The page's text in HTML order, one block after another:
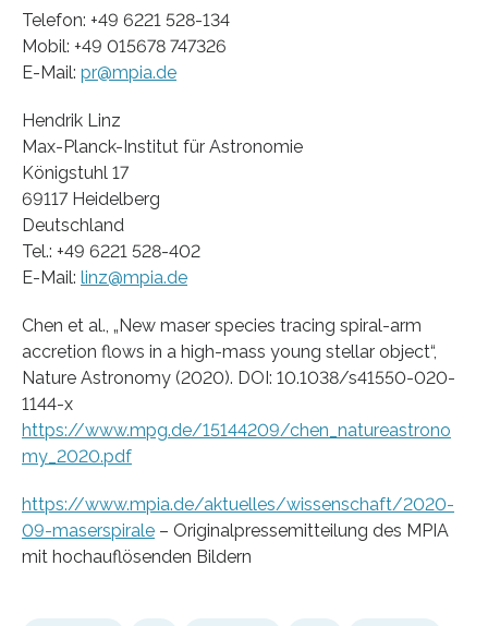
Telefon: +49 6221 528-134
Mobil: +49 015678 747326
E-Mail: pr@mpia.de
Hendrik Linz
Max-Planck-Institut für Astronomie
Königstuhl 17
69117 Heidelberg
Deutschland
Tel.: +49 6221 528-402
E-Mail: linz@mpia.de
Chen et al., „New maser species tracing spiral-arm
accretion flows in a high-mass young stellar object“,
Nature Astronomy (2020). DOI: 10.1038/s41550-020-
1144-x
https://www.mpg.de/15144209/chen_natureastrono
my_2020.pdf
https://www.mpia.de/aktuelles/wissenschaft/2020-
09-maserspirale – Originalpressemitteilung des MPIA
mit hochauflösenden Bildern